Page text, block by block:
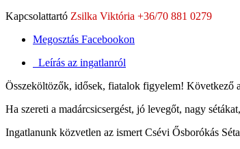
Kapcsolattartó Zsilka Viktória +36/70 881 0279
Megosztás Facebookon
Leírás az ingatlanról
Összeköltözők, idősek, fiatalok figyelem! Következő
Ha szereti a madárcsicsergést, jó levegőt, nagy
Ingatlanunk közvetlen az ismert Csévi Ősborókás